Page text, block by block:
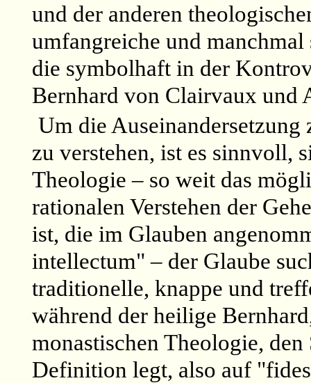
und der anderen
umfangreiche und
die symbolhaft in der
Bernhard von Clairvaux und
Um die
zu verstehen, ist es sinnvoll,
Theologie – so weit das
rationalen Verstehen der
ist, die im Glauben
intellectum" – der Glaube
traditionelle, knappe und
während der heilige
monastischen Theologie,
Definition legt, also auf